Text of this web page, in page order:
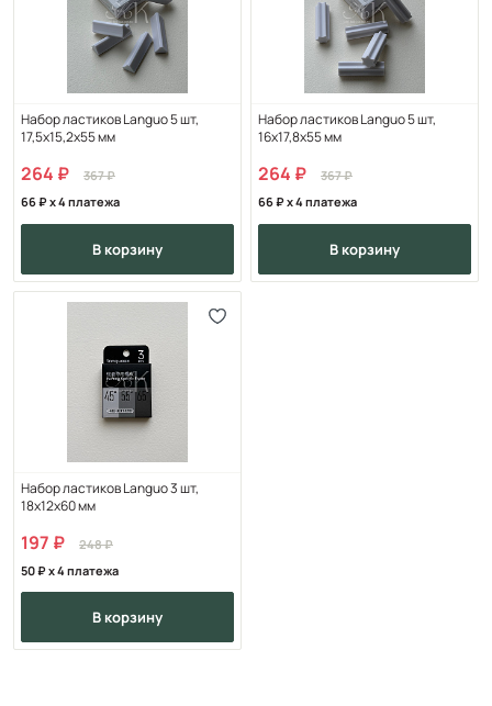
Набор ластиков Languo 5 шт,
17,5х15,2х55 мм
264
367
66
x 4 платежа
в корзину
Набор ластиков Languo 5 шт,
16х17,8х55 мм
264
367
66
x 4 платежа
в корзину
Набор ластиков Languo 3 шт,
18х12х60 мм
197
248
50
x 4 платежа
в корзину